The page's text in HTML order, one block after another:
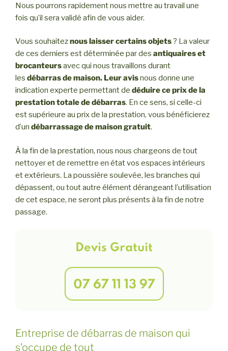
Nous pourrons rapidement nous mettre au travail une
fois qu’il sera validé afin de vous aider.
Vous souhaiteznous laisser certains objets? La valeur
de ces derniers est déterminée par des antiquaires et
brocanteursavec qui nous travaillons durant
les débarras de maison. Leur avisnous donne une
indication experte permettant de déduire ce prix de la
prestation totale de débarras. En ce sens, si celle-ci
est supérieure au prix de la prestation, vous bénéficierez
d’un débarrassage de maison gratuit.
À la fin de la prestation, nous nous chargeons de tout
nettoyer et de remettre en état vos espaces intérieurs
et extérieurs. La poussière soulevée, les branches qui
dépassent, ou tout autre élément dérangeant l’utilisation
de cet espace, ne seront plus présents à la fin de notre
passage.
Devis Gratuit
07 67 11 13 97
Entreprise de débarras de maison qui
s’occupe de tout